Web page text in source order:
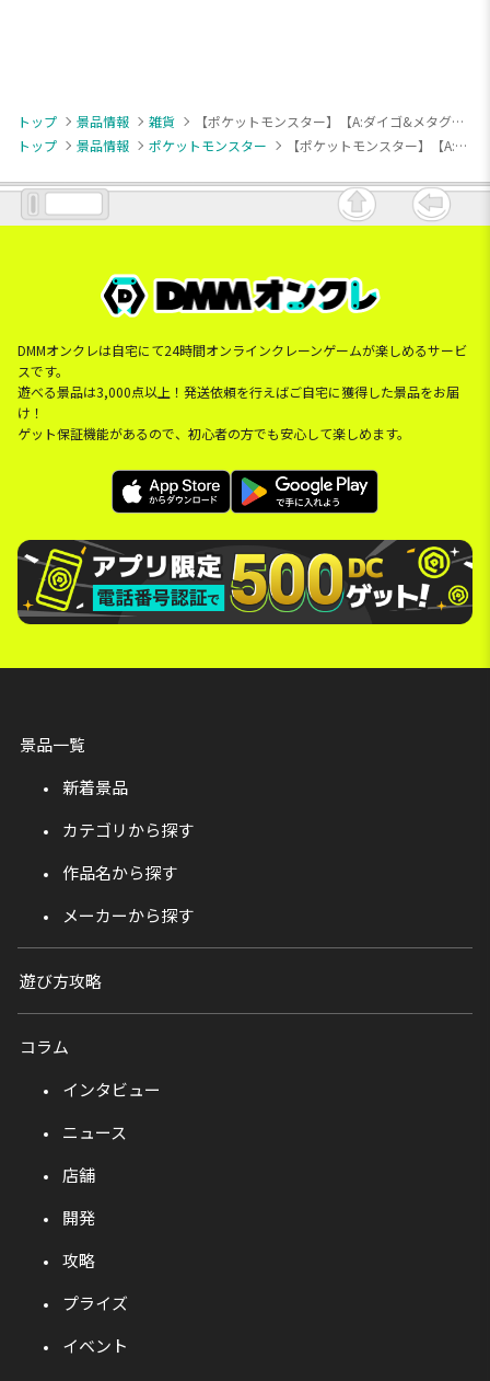
トップ 景品情報 雑貨
【ポケットモンスター】【A:ダイゴ&メタグロス】ポケモンマスターズ EX ポリゴンフォン風カードケース
トップ
景品情報 ポケットモンスター 【ポケットモンスター】【A:ダイゴ&メタグロス】ポケモンマスターズ EX ポリゴンフォン風カードケース
DMMオンクレは自宅にて24時間オンラインクレーンゲームが楽しめるサービ
スです。
遊べる景品は3,000点以上！発送依頼を行えばご自宅に獲得した景品をお届
け！
ゲット保証機能があるので、初心者の方でも安心して楽しめます。
景品一覧
新着景品
カテゴリから探す
作品名から探す
メーカーから探す
遊び方攻略
コラム
インタビュー
ニュース
店舗
開発
攻略
プライズ
イベント